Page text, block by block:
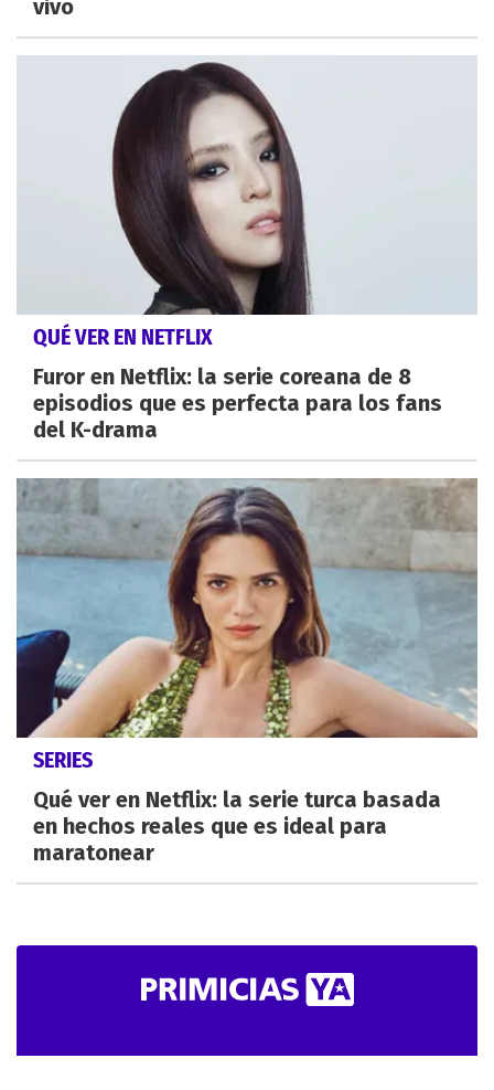
vivo
QUÉ VER EN NETFLIX
Furor en Netflix: la serie coreana de 8
episodios que es perfecta para los fans
del K-drama
SERIES
Qué ver en Netflix: la serie turca basada
en hechos reales que es ideal para
maratonear